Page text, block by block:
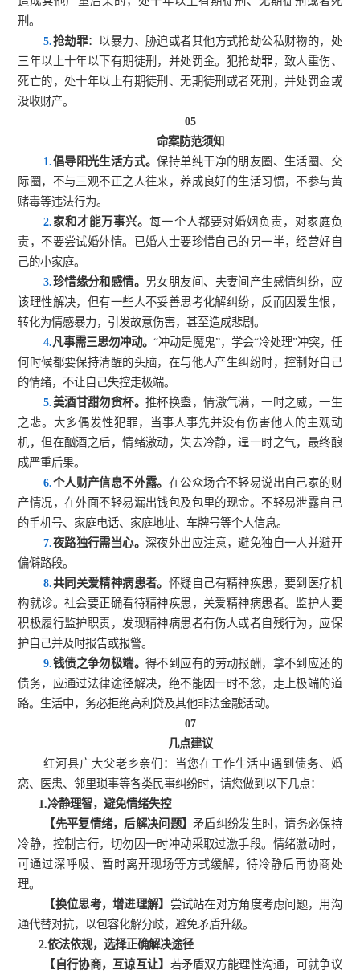
刑。
5.抢劫罪：以暴力、胁迫或者其他方式抢劫公私财物的，处
三年以上十年以下有期徒刑，并处罚金。犯抢劫罪，致人重伤、
死亡的，处十年以上有期徒刑、无期徒刑或者死刑，并处罚金或
没收财产。
05
命案防范须知
1.倡导阳光生活方式。保持单纯干净的朋友圈、生活圈、交
际圈，不与三观不正之人往来，养成良好的生活习惯，不参与黄
赌毒等违法行为。
2.家和才能万事兴。每一个人都要对婚姻负责，对家庭负
责，不要尝试婚外情。已婚人士要珍惜自己的另一半，经营好自
己的小家庭。
3.珍惜缘分和感情。 男女朋友间、夫妻间产生感情纠纷，应
该理性解决，但有一些人不妥善思考化解纠纷，反而因爱生恨，
转化为情感暴力，引发故意伤害，甚至造成悲剧。
4.凡事需三思勿冲动。“冲动是魔鬼”，学会“冷处理”冲突，任
何时候都要保持清醒的头脑，在与他人产生纠纷时，控制好自己
的情绪，不让自己失控走极端。
5.美酒甘甜勿贪杯。推杯换盏，情激气满，一时之威，一生
之悲。大多偶发性犯罪，当事人事先并没有伤害他人的主观动
机，但在酗酒之后，情绪激动，失去冷静，逞一时之气，最终酿
成严重后果。
6.个人财产信息不外露。 在公众场合不轻易说出自己家的财
产情况，在外面不轻易漏出钱包及包里的现金。不轻易泄露自己
的手机号、家庭电话、家庭地址、车牌号等个人信息。
7.夜路独行需当心。深夜外出应注意，避免独自一人并避开
偏僻路段。
8.共同关爱精神病患者。 怀疑自己有精神疾患，要到医疗机
构就诊。社会要正确看待精神疾患，关爱精神病患者。监护人要
积极履行监护职责，发现精神病患者有伤人或者自残行为，应保
护自己并及时报告或报警。
9.钱债之争勿极端。得不到应有的劳动报酬，拿不到应还的
债务，应通过法律途径解决，绝不能因一时不忿，走上极端的道
路。生活中，务必拒绝高利贷及其他非法金融活动。
07
几点建议
红河县广大父老乡亲们：当您在工作生活中遇到债务、婚
恋、医患、邻里琐事等各类民事纠纷时，请您做到以下几点：
1.冷静理智，避免情绪失控
【先平复情绪，后解决问题】矛盾纠纷发生时，请务必保持
冷静，控制言行，切勿因一时冲动采取过激手段。情绪激动时，
可通过深呼吸、暂时离开现场等方式缓解，待冷静后再协商处
理。
【换位思考，增进理解】 尝试站在对方角度考虑问题，用沟
通代替对抗，以包容化解分歧，避免矛盾升级。
2.依法依规，选择正确解决途径
【自行协商，互谅互让】 若矛盾双方能理性沟通，可就争议